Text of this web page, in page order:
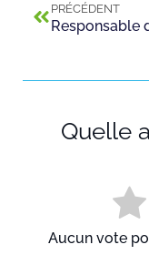
PRÉCÉDENT
Quelle
Aucun vote